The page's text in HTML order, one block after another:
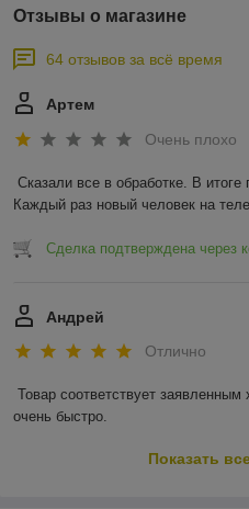
Отзывы о магазине
64 отзывов за всё время
Артем
Очень плохо
Сказали все в обработке. В итоге
Каждый раз новый человек на
Сделка подтверждена через
Андрей
Отлично
Товар соответствует заявленным
очень быстро.
Показать